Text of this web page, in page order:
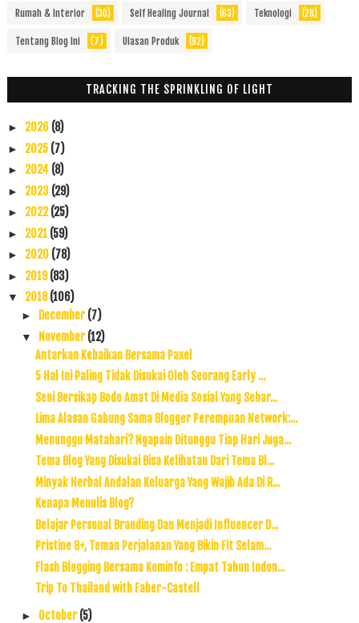
Rumah & Interior (30) Self Healing Journal (63) Teknologi (28)
Tentang Blog Ini (7) Ulasan Produk (92)
TRACKING THE SPRINKLING OF LIGHT
► 2026 (8)
► 2025 (7)
► 2024 (8)
► 2023 (29)
► 2022(25)
► 2021 (59)
► 2020 (78)
► 2019(83)
▼ 2018(106)
► December(7)
▼ November(12)
Antarkan Kebaikan Bersama Paxel
5 Hal Ini Paling Tidak Disukai Oleh Seorang Early ...
Seni Bersikap Bodo Amat Di Media Sosial Yang Sehar...
Lima Alasan Gabung Sama Blogger Perempuan Network:...
Menunggu Matahari? Ngapain Ditunggu Tiap Hari Juga...
Tema Blog Yang Disukai Bisa Kelihatan Dari Tema Bl...
Minyak Herbal Andalan Keluarga Yang Wajib Ada Di R...
Kenapa Menulis Blog?
Belajar Personal Branding Dan Menjadi Influencer D...
Pristine 8+, Teman Perjalanan Yang Bikin Fit Selam...
Flash Blogging Bersama Kominfo : Empat Tahun Indon...
Trip To Thailand with Faber-Castell
► October(5)